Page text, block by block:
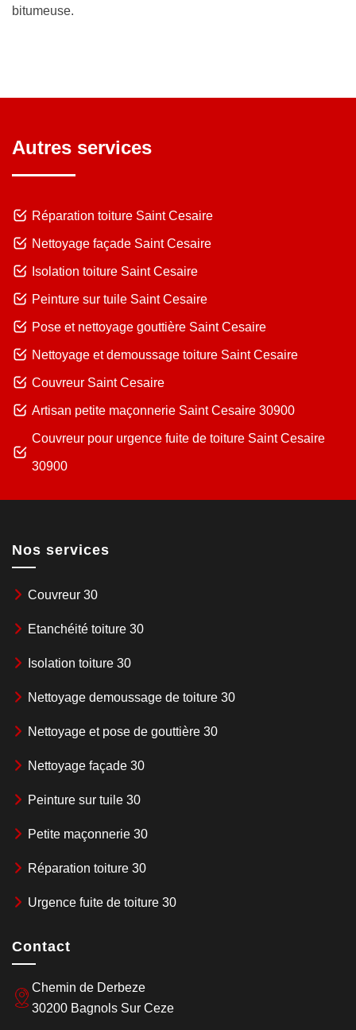
bitumeuse.
Autres services
Réparation toiture Saint Cesaire
Nettoyage façade Saint Cesaire
Isolation toiture Saint Cesaire
Peinture sur tuile Saint Cesaire
Pose et nettoyage gouttière Saint Cesaire
Nettoyage et demoussage toiture Saint Cesaire
Couvreur Saint Cesaire
Artisan petite maçonnerie Saint Cesaire 30900
Couvreur pour urgence fuite de toiture Saint Cesaire
30900
Nos services
Couvreur 30
Etanchéité toiture 30
Isolation toiture 30
Nettoyage demoussage de toiture 30
Nettoyage et pose de gouttière 30
Nettoyage façade 30
Peinture sur tuile 30
Petite maçonnerie 30
Réparation toiture 30
Urgence fuite de toiture 30
Contact
Chemin de Derbeze
30200 Bagnols Sur Ceze